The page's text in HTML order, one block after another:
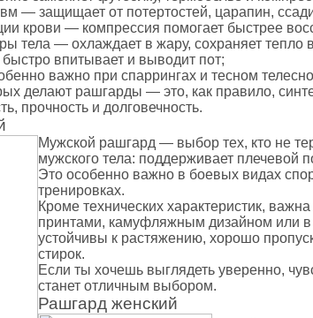
манекены
мешок
груши
крепления для груши и мешка
— защищает от потертостей, царапин,
крови — компрессия помогает быстрее
тела — охлаждает в жару, сохраняет тепло
впитывает и выводит пот;
важно при спаррингах и тесном
делают рашгарды — это, как правило,
прочность и долговечность.
Мужской рашгард — выбор тех, кто не
мужского тела: поддерживает плечевой
Это особенно важно в боевых видах
тренировках.
Кроме технических характеристик,
принтами, камуфляжным дизайном или
устойчивы к растяжению, хорошо
стирок.
Если ты хочешь выглядеть уверенно,
станет отличным выбором.
Рашгард женский